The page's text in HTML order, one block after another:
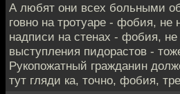
А любят они всех больными
говно на тротуаре - фобия, не
надписи на стенах - фобия,
выступления пидорастов -
Рукопожатный гражданин
тут гляди ка, точно, фобия,